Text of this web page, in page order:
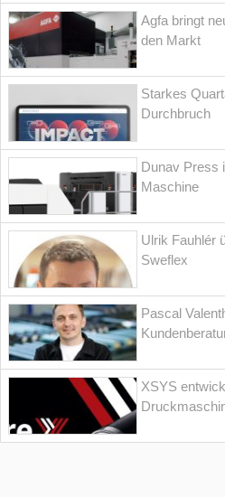
Agfa bringt
den Markt
Starkes
Durchbruch
Dunav Press
Maschine
Ulrik Fauhlér
Sweflex
Pascal
XSYS